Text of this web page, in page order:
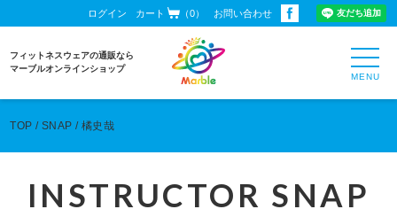
ログイン カート （0） お問い合わせ
フィットネスウェアの通販なら
マーブルオンラインショップ
TOP SNAP 橘史哉
INSTRUCTOR SNAP